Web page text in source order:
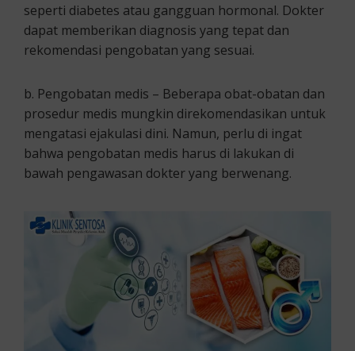
seperti diabetes atau gangguan hormonal. Dokter
dapat memberikan diagnosis yang tepat dan
rekomendasi pengobatan yang sesuai.
b. Pengobatan medis – Beberapa obat-obatan dan
prosedur medis mungkin direkomendasikan untuk
mengatasi ejakulasi dini. Namun, perlu di ingat
bahwa pengobatan medis harus di lakukan di
bawah pengawasan dokter yang berwenang.